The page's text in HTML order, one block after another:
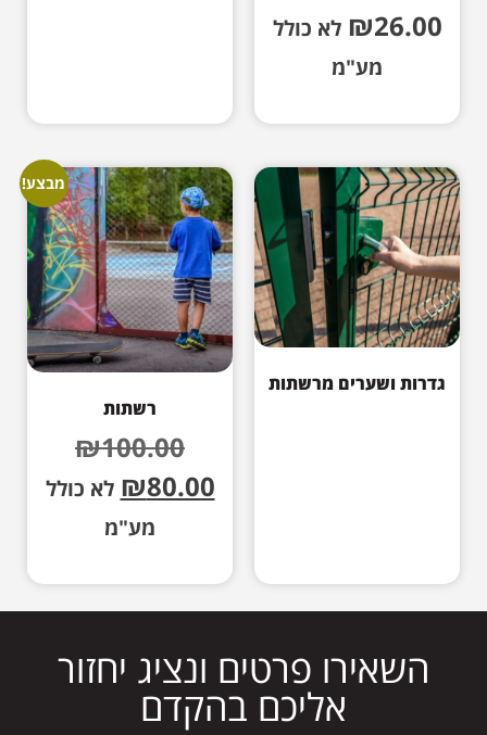
₪26.00
לא כולל
מע"מ
גדרות ושערים מרשתות
מבצע!
רשתות
₪100.00
₪80.00
לא כולל
מע"מ
השאירו פרטים ונציג יחזור
אליכם בהקדם